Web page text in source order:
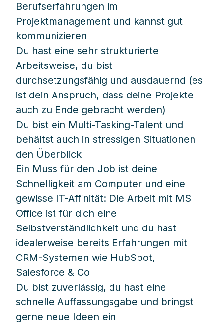
Berufserfahrungen im
Projektmanagement und kannst gut
kommunizieren
Du hast eine sehr strukturierte
Arbeitsweise, du bist
durchsetzungsfähig und ausdauernd (es
ist dein Anspruch, dass deine Projekte
auch zu Ende gebracht werden)
Du bist ein Multi-Tasking-Talent und
behältst auch in stressigen Situationen
den Überblick
Ein Muss für den Job ist deine
Schnelligkeit am Computer und eine
gewisse IT-Affinität: Die Arbeit mit MS
Office ist für dich eine
Selbstverständlichkeit und du hast
idealerweise bereits Erfahrungen mit
CRM-Systemen wie HubSpot,
Salesforce & Co
Du bist zuverlässig, du hast eine
schnelle Auffassungsgabe und bringst
gerne neue Ideen ein